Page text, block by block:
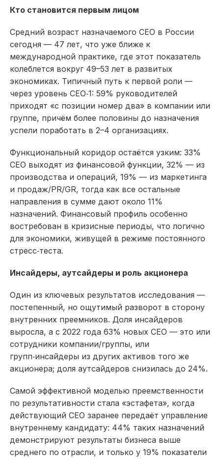
Кто становится первым лицом
Средний возраст назначаемого CEO в России
сегодня — 47 лет, что уже ближе к
международной практике, где этот показатель
колеблется вокруг 49–53 лет в развитых
экономиках. Типичный путь к первой роли —
через уровень CEO‑1: 59% руководителей
приходят «с позиции номер два» в компании или
группе, причём более половины до назначения
успели поработать в 2–4 организациях.​
Функциональный коридор остаётся узким: 33%
CEO выходят из финансовой функции, 32% — из
производства и операций, 19% — из маркетинга
и продаж/PR/GR, тогда как все остальные
направления в сумме дают около 11%
назначений. Финансовый профиль особенно
востребован в кризисные периоды, что логично
для экономики, живущей в режиме постоянного
стресс‑теста.​
Инсайдеры, аутсайдеры и роль акционера
Один из ключевых результатов исследования —
постепенный, но ощутимый разворот в сторону
внутренних преемников. Доля инсайдеров
выросла, а с 2022 года 63% новых CEO — это или
сотрудники компании/группы, или
групп‑инсайдеры из других активов того же
акционера; доля аутсайдеров снизилась до 24%.​
Самой эффективной моделью преемственности
по результативности стала «эстафета», когда
действующий CEO заранее передаёт управление
внутреннему кандидату: 44% таких назначений
демонстрируют результаты бизнеса выше
среднего по отрасли, и только у 19% показатели